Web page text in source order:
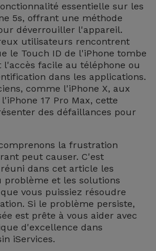
essentielle sur les
5s, offrant une méthode
déverrouiller l'appareil.
utilisateurs rencontrent
le Touch ID de l'iPhone tombe
l'accès facile au téléphone ou
dans les applications.
comme l'iPhone X, aux
17 Pro Max, cette
des défaillances pour
la frustration
peut causer. C'est
dans cet article les
problème et les solutions
vous puissiez résoudre
Si le problème persiste,
est prête à vous aider avec
d'excellence dans
iServices.